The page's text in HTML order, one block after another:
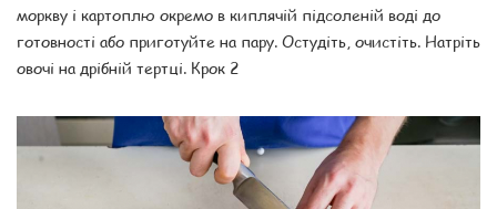
моркву і картоплю окремо в киплячій підсоленій воді до
готовності або приготуйте на пару. Остудіть, очистіть. Натріть
овочі на дрібній тертці. Крок 2